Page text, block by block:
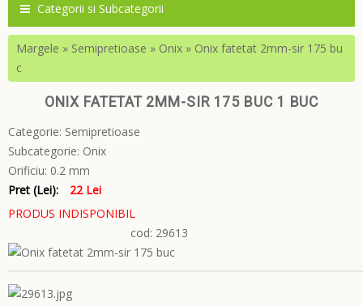
Categorii si Subcategorii
Margele » Semipretioase » Onix » Onix fatetat 2mm-sir 175 bu
c
ONIX FATETAT 2MM-SIR 175 BUC 1 BUC
Categorie: Semipretioase
Subcategorie: Onix
Orificiu: 0.2 mm
Pret (Lei):
22 Lei
PRODUS INDISPONIBIL
cod: 29613